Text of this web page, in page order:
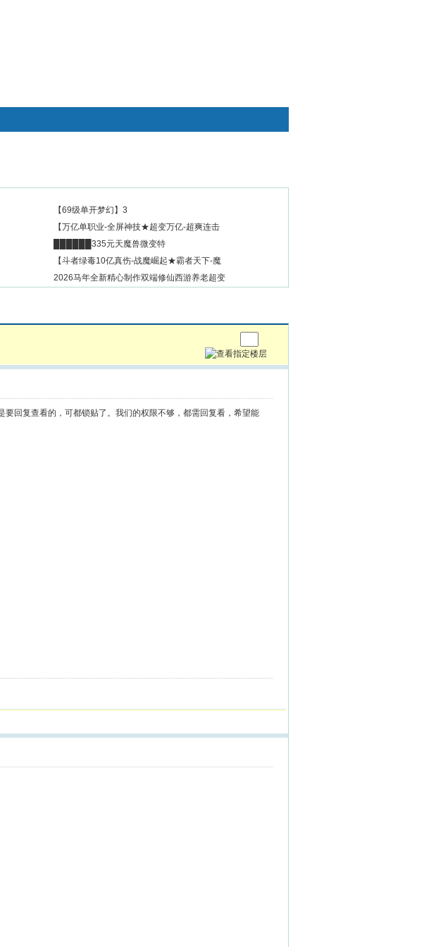
【69级单开梦幻】3
【万亿单职业-全屏神技★超变万亿-超爽连击
██████335元天魔兽微变特
【斗者绿毒10亿真伤-战魔崛起★霸者天下-魔
2026马年全新精心制作双端修仙西游养老超变
回复查看的，可都锁贴了。我们的权限不够，都需回复看，希望能